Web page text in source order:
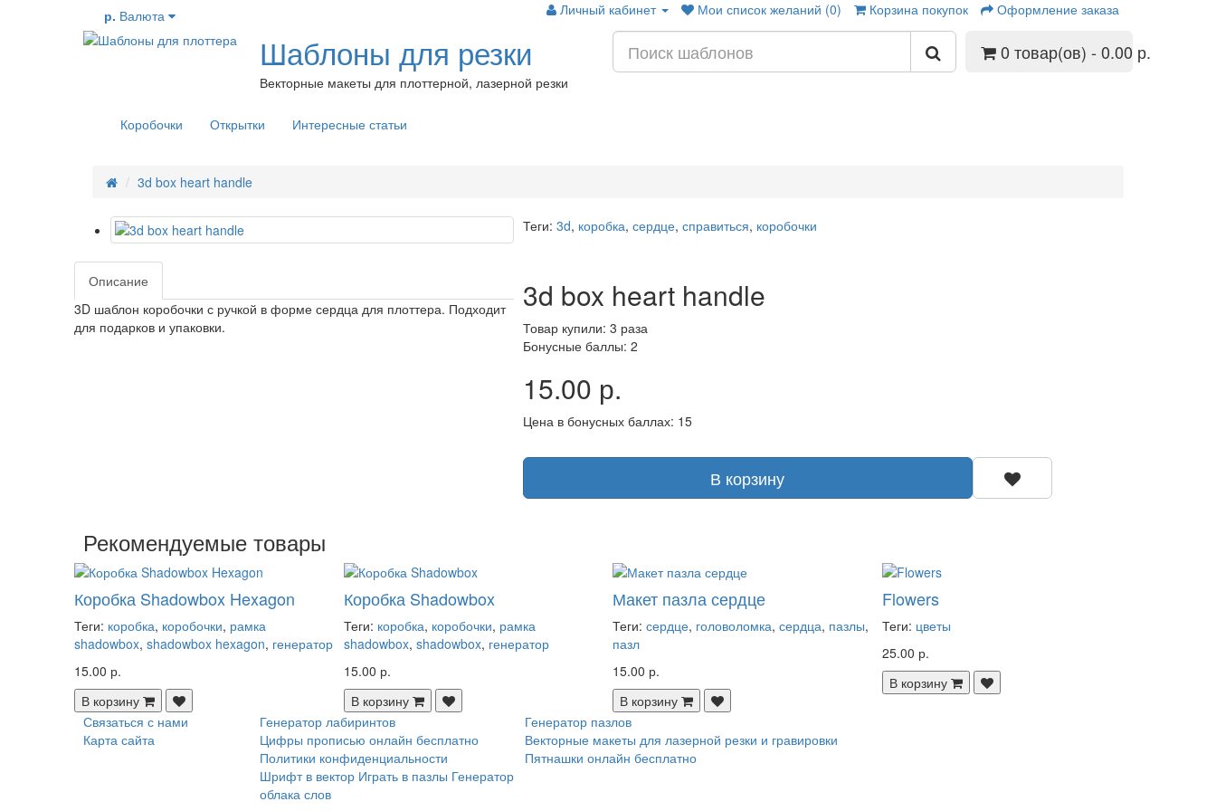
р. Валюта Личный кабинет Мои список желаний (0) Корзина покупок Оформление заказа
Шаблоны для резки
Векторные макеты для плоттерной, лазерной резки
0 товар(ов) - 0.00 р.
Коробочки Открытки Интересные статьи
3d box heart handle
Описание
3D шаблон коробочки с ручкой в форме сердца для плоттера. Подходит
для подарков и упаковки.
Теги: 3d, коробка, сердце, справиться, коробочки
3d box heart handle
Товар купили: 3 раза
Бонусные баллы: 2
15.00 р.
Цена в бонусных баллах: 15
В корзину
Рекомендуемые товары
Коробка Shadowbox Hexagon
Теги: коробка, коробочки, рамка
shadowbox, shadowbox hexagon, генератор
15.00 р.
В корзину
Коробка Shadowbox
Теги: коробка, коробочки, рамка
shadowbox, shadowbox, генератор
15.00 р.
В корзину
Макет пазла сердце
Теги: сердце, головоломка, сердца, пазлы,
пазл
15.00 р.
В корзину
Flowers
Теги: цветы
25.00 р.
В корзину
Связаться с нами
Карта сайта
Генератор лабиринтов
Цифры прописью онлайн бесплатно
Политики конфиденциальности
Шрифт в вектор Играть в пазлы Генератор
облака слов
Генератор пазлов
Векторные макеты для лазерной резки и гравировки
Пятнашки онлайн бесплатно